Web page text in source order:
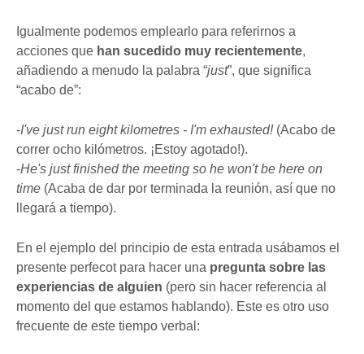
Igualmente podemos emplearlo para referirnos a
acciones que han sucedido muy recientemente,
añadiendo a menudo la palabra “just”, que significa
“acabo de”:
-I've just run eight kilometres - I'm exhausted!(Acabo de
correr ocho kilómetros. ¡Estoy agotado!).
-He's just finished the meeting so he won't be here on
time (Acaba de dar por terminada la reunión, así que no
llegará a tiempo).
En el ejemplo del principio de esta entrada usábamos el
presente perfecot para hacer una pregunta sobre las
experiencias de alguien (pero sin hacer referencia al
momento del que estamos hablando). Este es otro uso
frecuente de este tiempo verbal: